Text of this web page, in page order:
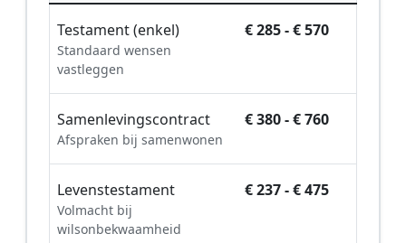
Testament (enkel)
Standaard wensen
vastleggen
€ 285 - € 570
Samenlevingscontract
Afspraken bij samenwonen
€ 380 - € 760
Levenstestament
Volmacht bij
wilsonbekwaamheid
€ 237 - € 475